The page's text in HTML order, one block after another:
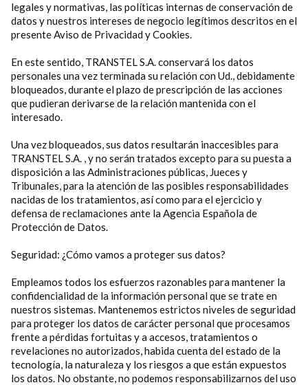
legales y normativas, las políticas internas de conservación de
datos y nuestros intereses de negocio legítimos descritos en el
presente Aviso de Privacidad y Cookies.
En este sentido, TRANSTEL S.A. conservará los datos
personales una vez terminada su relación con Ud., debidamente
bloqueados, durante el plazo de prescripción de las acciones
que pudieran derivarse de la relación mantenida con el
interesado.
Una vez bloqueados, sus datos resultarán inaccesibles para
TRANSTEL S.A. , y no serán tratados excepto para su puesta a
disposición a las Administraciones públicas, Jueces y
Tribunales, para la atención de las posibles responsabilidades
nacidas de los tratamientos, así como para el ejercicio y
defensa de reclamaciones ante la Agencia Española de
Protección de Datos.
Seguridad: ¿Cómo vamos a proteger sus datos?
Empleamos todos los esfuerzos razonables para mantener la
confidencialidad de la información personal que se trate en
nuestros sistemas. Mantenemos estrictos niveles de seguridad
para proteger los datos de carácter personal que procesamos
frente a pérdidas fortuitas y a accesos, tratamientos o
revelaciones no autorizados, habida cuenta del estado de la
tecnología, la naturaleza y los riesgos a que están expuestos
los datos. No obstante, no podemos responsabilizarnos del uso